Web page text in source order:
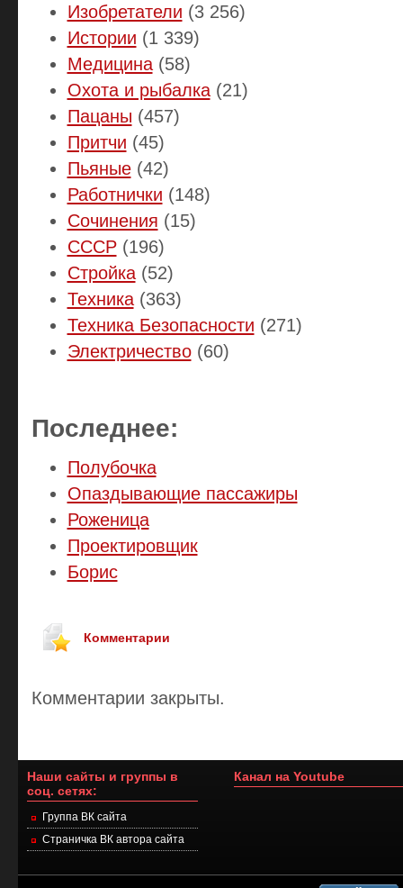
Изобретатели (3 256)
Истории (1 339)
Медицина(58)
Охота и рыбалка(21)
Пацаны (457)
Притчи (45)
Пьяные(42)
Работнички (148)
Сочинения (15)
СССР(196)
Стройка(52)
Техника(363)
Техника Безопасности (271)
Электричество(60)
Последнее:
Полубочка
Опаздывающие пассажиры
Роженица
Проектировщик
Борис
Комментарии
Комментарии закрыты.
Наши сайты и группы в
соц. сетях:
Группа ВК сайта
Страничка ВК автора сайта
Канал на Youtube